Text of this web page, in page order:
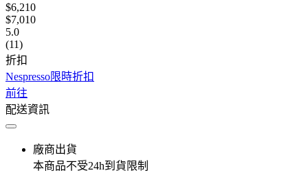
$6,210
$7,010
5.0
(11)
折扣
Nespresso限時折扣
前往
配送資訊
廠商出貨
本商品不受24h到貨限制